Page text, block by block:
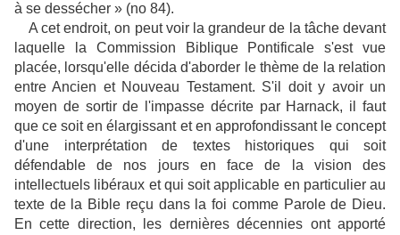
à se dessécher » (no 84).
A cet endroit, on peut voir la grandeur de la tâche devant
laquelle la Commission Biblique Pontificale s'est vue
placée, lorsqu'elle décida d'aborder le thème de la relation
entre Ancien et Nouveau Testament. S'il doit y avoir un
moyen de sortir de l'impasse décrite par Harnack, il faut
que ce soit en élargissant et en approfondissant le concept
d'une interprétation de textes historiques qui soit
défendable de nos jours en face de la vision des
intellectuels libéraux et qui soit applicable en particulier au
texte de la Bible reçu dans la foi comme Parole de Dieu.
En cette direction, les dernières décennies ont apporté